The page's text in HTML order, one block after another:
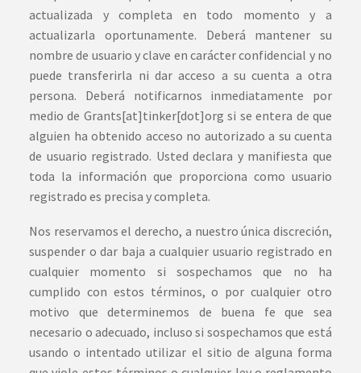
actualizada y completa en todo momento y a
actualizarla oportunamente. Deberá mantener su
nombre de usuario y clave en carácter confidencial y no
puede transferirla ni dar acceso a su cuenta a otra
persona. Deberá notificarnos inmediatamente por
medio de Grants[at]tinker[dot]org si se entera de que
alguien ha obtenido acceso no autorizado a su cuenta
de usuario registrado. Usted declara y manifiesta que
toda la información que proporciona como usuario
registrado es precisa y completa.
Nos reservamos el derecho, a nuestro única discreción,
suspender o dar baja a cualquier usuario registrado en
cualquier momento si sospechamos que no ha
cumplido con estos términos, o por cualquier otro
motivo que determinemos de buena fe que sea
necesario o adecuado, incluso si sospechamos que está
usando o intentado utilizar el sitio de alguna forma